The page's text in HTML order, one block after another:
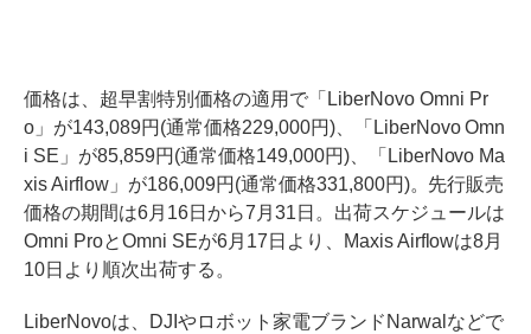
価格は、超早割特別価格の適用で「LiberNovo Omni Pr
o」が143,089円(通常価格229,000円)、「LiberNovo Omn
i SE」が85,859円(通常価格149,000円)、「LiberNovo Ma
xis Airflow」が186,009円(通常価格331,800円)。先行販売
価格の期間は6月16日から7月31日。出荷スケジュールは
Omni ProとOmni SEが6月17日より、Maxis Airflowは8月
10日より順次出荷する。
LiberNovoは、DJIやロボット家電ブランドNarwalなどで